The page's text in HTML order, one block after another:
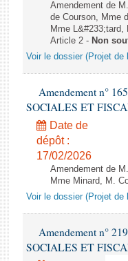
Amendement de
de Courson, Mme
Mme
Article 2 - Non
Voir le dossier (Projet
Amendement n°
SOCIALES ET
Date de
dépôt :
17/02/2026
Amendement de
Mme Minard, M.
Voir le dossier (Projet
Amendement n°
SOCIALES ET